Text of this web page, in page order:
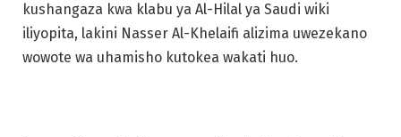
kushangaza kwa klabu ya Al-Hilal ya Saudi wiki
iliyopita, lakini Nasser Al-Khelaifi alizima uwezekano
wowote wa uhamisho kutokea wakati huo.